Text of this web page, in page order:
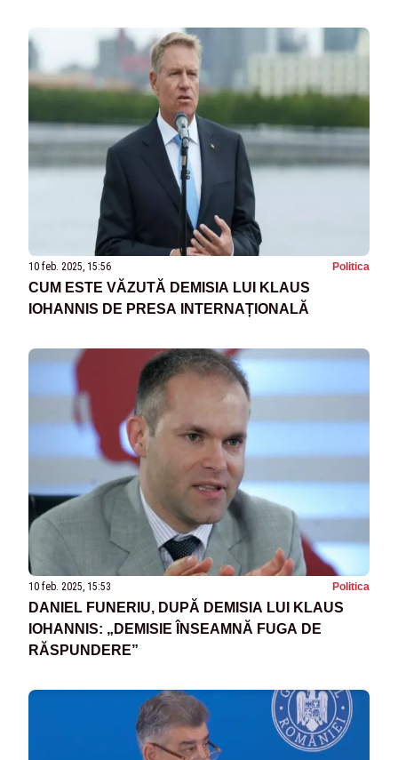
10 feb. 2025, 15:56 Politica
CUM ESTE VĂZUTĂ DEMISIA LUI KLAUS
IOHANNIS DE PRESA INTERNAȚIONALĂ
10 feb. 2025, 15:53 Politica
DANIEL FUNERIU, DUPĂ DEMISIA LUI KLAUS
IOHANNIS: „DEMISIE ÎNSEAMNĂ FUGA DE
RĂSPUNDERE”